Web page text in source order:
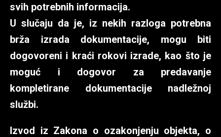
svih potrebnih informacija.
U slučaju da je, iz nekih razloga potrebna
brža izrada dokumentacije, mogu biti
dogovoreni i kraći rokovi izrade, kao što je
moguć i dogovor za predavanje
kompletirane dokumentacije nadležnoj
službi.
Izvod iz Zakona o ozakonjenju objekta, o